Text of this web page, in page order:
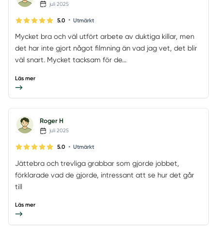
juli 2025
5.0 • Utmärkt
Mycket bra och väl utfört arbete av duktiga killar, men
det har inte gjort något filmning än vad jag vet, det blir
väl snart. Mycket tacksam för de...
Läs mer
Roger H
juli 2025
5.0 • Utmärkt
Jättebra och trevliga grabbar som gjorde jobbet,
förklarade vad de gjorde, intressant att se hur det går
till
Läs mer